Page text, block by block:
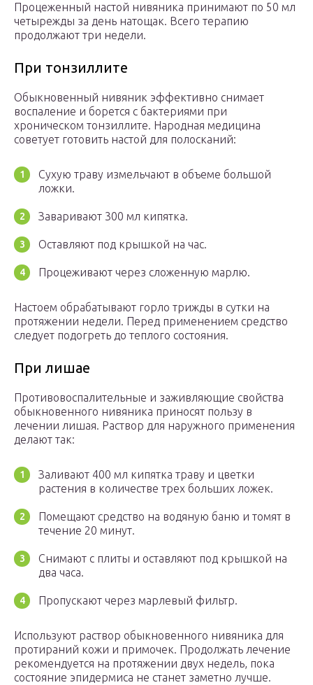
Процеженный настой нивяника принимают по 50 мл
четырежды за день натощак. Всего терапию
продолжают три недели.
При тонзиллите
Обыкновенный нивяник эффективно снимает
воспаление и борется с бактериями при
хроническом тонзиллите. Народная медицина
советует готовить настой для полосканий:
Сухую траву измельчают в объеме большой
ложки.
Заваривают 300 мл кипятка.
Оставляют под крышкой на час.
Процеживают через сложенную марлю.
Настоем обрабатывают горло трижды в сутки на
протяжении недели. Перед применением средство
следует подогреть до теплого состояния.
При лишае
Противовоспалительные и заживляющие свойства
обыкновенного нивяника приносят пользу в
лечении лишая. Раствор для наружного применения
делают так:
Заливают 400 мл кипятка траву и цветки
растения в количестве трех больших ложек.
Помещают средство на водяную баню и томят в
течение 20 минут.
Снимают с плиты и оставляют под крышкой на
два часа.
Пропускают через марлевый фильтр.
Используют раствор обыкновенного нивяника для
протираний кожи и примочек. Продолжать лечение
рекомендуется на протяжении двух недель, пока
состояние эпидермиса не станет заметно лучше.